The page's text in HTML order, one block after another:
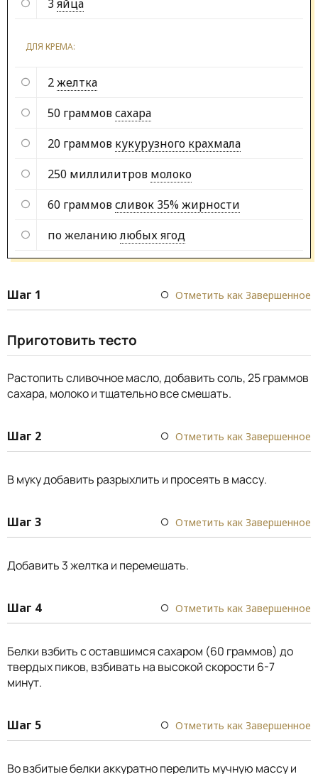
3 яйца
ДЛЯ КРЕМА:
2желтка
50 граммовсахара
20 граммов кукурузного крахмала
250 миллилитров молоко
60 граммовсливок 35% жирности
по желаниюлюбых ягод
Шаг 1 Отметить как Завершенное
Приготовить тесто
Растопить сливочное масло, добавить соль, 25 граммов
сахара, молоко и тщательно все смешать.
Шаг 2 Отметить как Завершенное
В муку добавить разрыхлить и просеять в массу.
Шаг 3 Отметить как Завершенное
Добавить 3 желтка и перемешать.
Шаг 4 Отметить как Завершенное
Белки взбить с оставшимся сахаром (60 граммов) до
твердых пиков, взбивать на высокой скорости 6-7
минут.
Шаг 5 Отметить как Завершенное
Во взбитые белки аккуратно перелить мучную массу и